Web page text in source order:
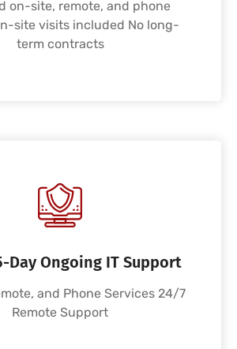
on-site, remote, and phone
site visits included No long-
term contracts
Day Ongoing IT Support
and Phone Services 24/7
Remote Support